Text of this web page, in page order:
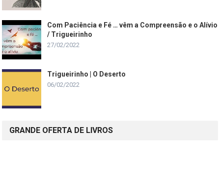
Com Paciência e Fé … vêm a Compreensão e o Alívio
/ Trigueirinho
27/02/2022
Trigueirinho | O Deserto
06/02/2022
GRANDE OFERTA DE LIVROS